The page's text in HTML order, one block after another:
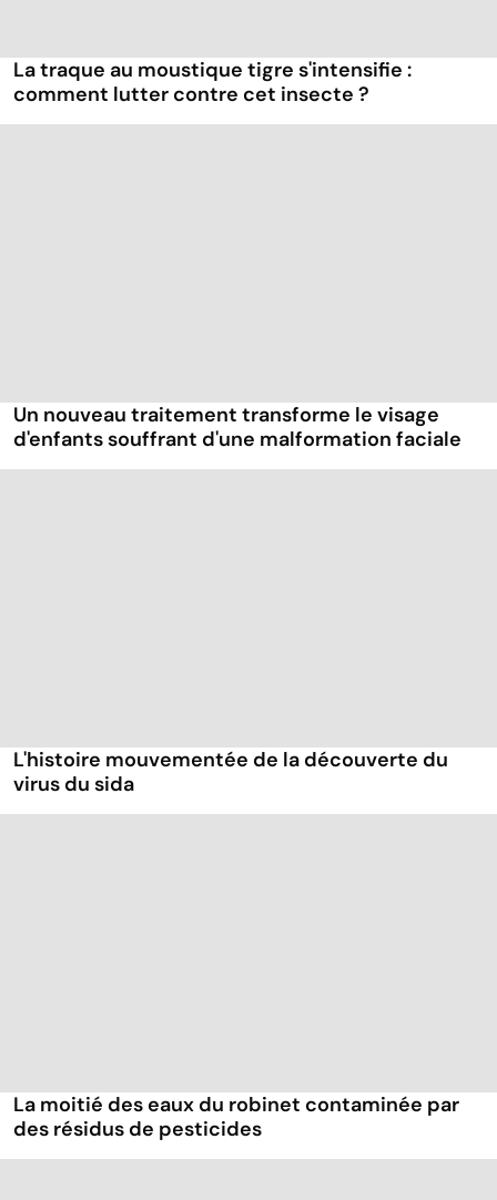
La traque au moustique tigre s'intensifie :
comment lutter contre cet insecte ?
Un nouveau traitement transforme le visage
d'enfants souffrant d'une malformation faciale
L'histoire mouvementée de la découverte du
virus du sida
La moitié des eaux du robinet contaminée par
des résidus de pesticides